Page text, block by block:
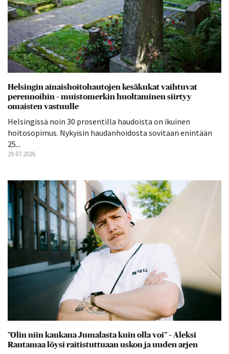
Helsingin ainaishoitohautojen kesäkukat vaihtuvat
perennoihin – muistomerkin huoltaminen siirtyy
omaisten vastuulle
Helsingissä noin 30 prosentilla haudoista on ikuinen
hoitosopimus. Nykyisin haudanhoidosta sovitaan enintään
25...
29.07.2026
”Olin niin kaukana Jumalasta kuin olla voi” – Aleksi
Rantamaa löysi raitistuttuaan uskon ja uuden arjen